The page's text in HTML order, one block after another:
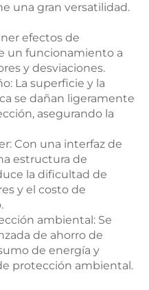
una gran versatilidad.
efectos de
un funcionamiento a
y desviaciones.
La superficie y la
se dañan ligeramente
asegurando la
Con una interfaz de
estructura de
la dificultad de
y el costo de
ambiental: Se
de ahorro de
de energía y
protección ambiental.